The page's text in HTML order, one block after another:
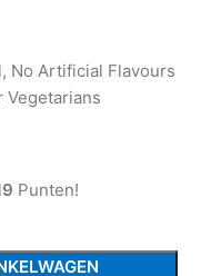
No Artificial Flavours
Vegetarians
Punten!